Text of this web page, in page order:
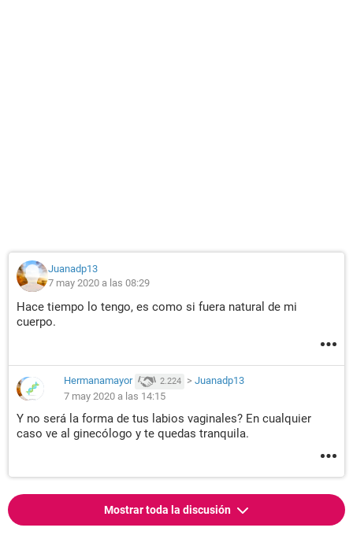
Juanadp13
7 may 2020 a las 08:29
Hace tiempo lo tengo, es como si fuera natural de mi
cuerpo.
Hermanamayor 2.224 > Juanadp13
7 may 2020 a las 14:15
Y no será la forma de tus labios vaginales? En cualquier
caso ve al ginecólogo y te quedas tranquila.
Mostrar toda la discusión